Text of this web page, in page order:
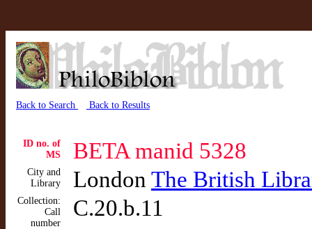
Back to Search Back to Results
ID no. of
MS
BETA manid 5328
City and
Library
London The British
Collection:
Call
number
C.20.b.11